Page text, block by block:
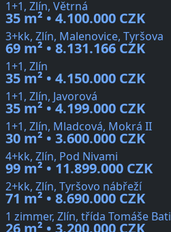
1+1, Zlín, Větrná
35 m² • 4.100.000 CZK
3+kk, Zlín, Malenovice, Tyršova
69 m² • 8.131.166 CZK
1+1, Zlín
35 m² • 4.150.000 CZK
1+1, Zlín, Javorová
35 m² • 4.199.000 CZK
1+1, Zlín, Mladcová, Mokrá II
30 m² • 3.600.000 CZK
4+kk, Zlín, Pod Nivami
99 m² • 11.899.000 CZK
2+kk, Zlín, Tyršovo nábřeží
71 m² • 8.690.000 CZK
1 zimmer, Zlín, třída Tomáše Bati